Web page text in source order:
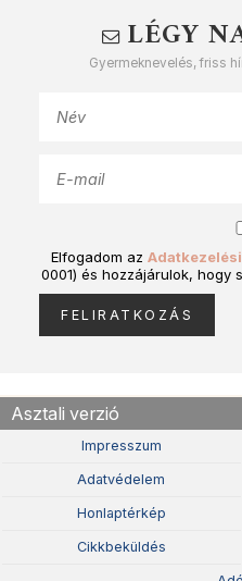
LÉGY
Gyermeknevelés, friss
Elfogadom az
0001) és hozzájárulok, hogy
Asztali verzió
Impresszum
Adatvédelem
Honlaptérkép
Cikkbeküldés